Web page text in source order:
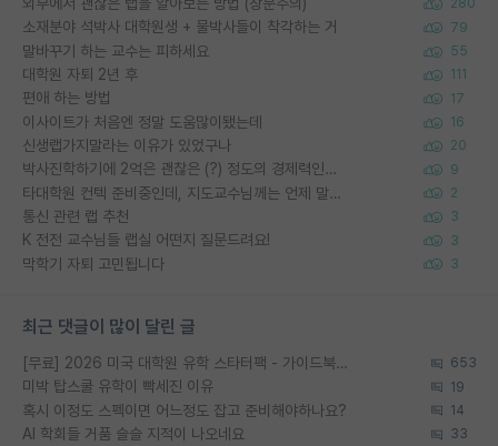
280
소재분야 석박사 대학원생 + 물박사들이 착각하는 거 79
말바꾸기 하는 교수는 피하세요 55
대학원 자퇴 2년 후 111
편애 하는 방법 17
이사이트가 처음엔 정말 도움많이됐는데 16
신생랩가지말라는 이유가 있었구나 20
박사진학하기에 2억은 괜찮은 (?) 정도의 경제력인가요 9
타대학원 컨텍 준비중인데, 지도교수님께는 언제 말씀드려야 할까요? 2
통신 관련 랩 추천 3
K 전전 교수님들 랩실 어떤지 질문드려요! 3
막학기 자퇴 고민됩니다 3
최근 댓글이 많이 달린 글
[무료] 2026 미국 대학원 유학 스타터팩 - 가이드북 & 합격자 컨택메일 템플릿 653
미박 탑스쿨 유학이 빡세진 이유 19
혹시 이정도 스펙이면 어느정도 잡고 준비해야하나요? 14
AI 학회들 거품 슬슬 지적이 나오네요 33